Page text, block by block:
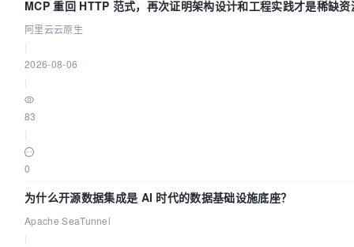
MCP 重回 HTTP 范式，再次证明架构设计和工程实践才是稀缺资
阿里云云原生
2026-08-06
83
0
为什么开源数据集成是 AI 时代的数据基础设施底座？
Apache SeaTunnel